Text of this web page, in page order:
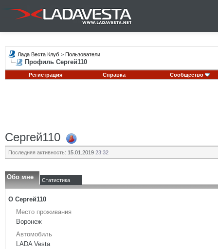
Лада Веста Клуб > Пользователи
Профиль Сергей110
Регистрация Справка Сообщество
Сергей110
Последняя активность: 15.01.2019 23:32
Обо мне Статистика
О Сергей110
Место проживания
Воронеж
Автомобиль
LADA Vesta